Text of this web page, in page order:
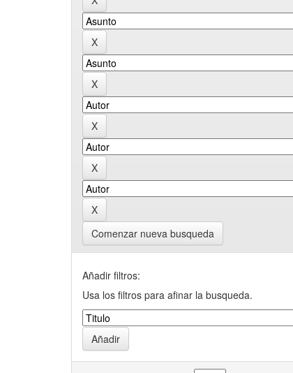
Comenzar nueva busqueda
Añadir filtros:
Usa los filtros para afinar la busqueda.